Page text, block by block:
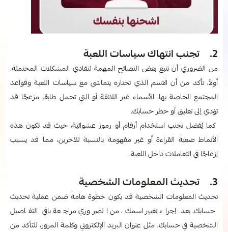
2. تجنب انتهاك سياسات اللعبة
من الضروري أن تتبع بعض النصائح المهمة لتفادي المشكلات المحتملة.
أولاً، تأكد من أن الاسم الذي تختاره يتماشى مع سياسات اللعبة وقواعد
المجتمع الخاصة بها. الأسماء غير اللائقة أو التي تحمل طابعًا مزعجًا قد
تؤدي إلى تعليق أو حظر حسابك.
كما يُفضل تجنب استخدام أرقام أو رموز عشوائية، حيث قد تكون هذه
الأنماط صعبة القراءة أو غير مفهومة بالنسبة للآخرين، مما قد يسبب
إزعاجًا في التعاملات داخل اللعبة.
3. تحديث المعلومات الشخصية
تحديث المعلومات الشخصية قد يكون خطوة هامة ضمن عملية تحديث
حسابك. بعد إجراء تغيير اسمك، من الضروري مراجعة باقي التفاصيل
الشخصية في حسابك، مثل عنوان البريد الإلكتروني وكلمة المرور، للتأكد من